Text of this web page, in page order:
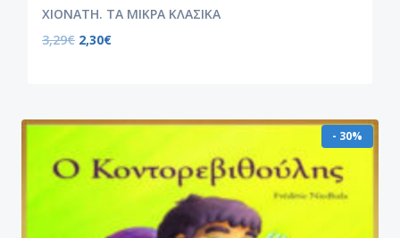
ΧΙΟΝΑΤΗ. ΤΑ ΜΙΚΡΑ ΚΛΑΣΙΚΑ
3,29€ 2,30€
- 30%